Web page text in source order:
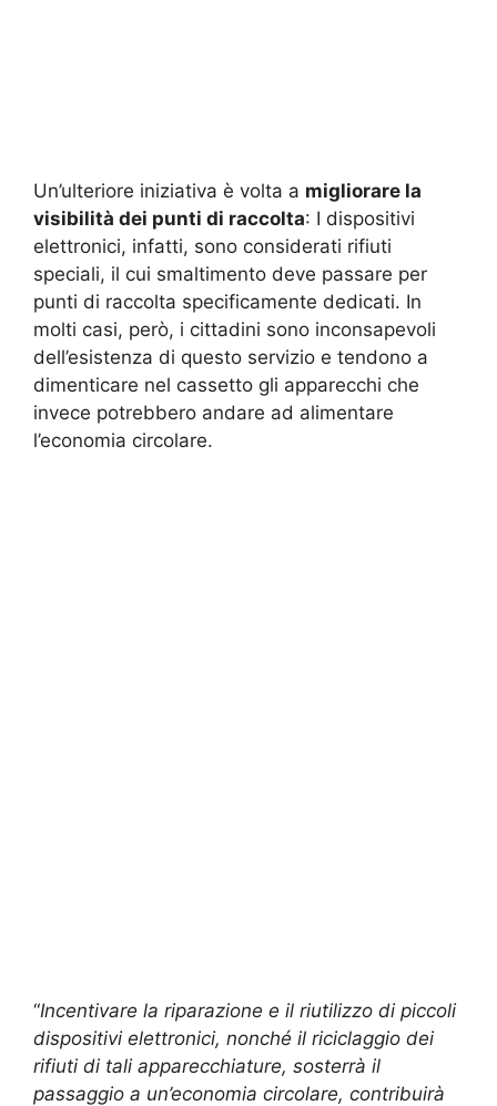
Un’ulteriore iniziativa è volta a migliorare la
visibilità dei punti di raccolta: I dispositivi
elettronici, infatti, sono considerati rifiuti
speciali, il cui smaltimento deve passare per
punti di raccolta specificamente dedicati. In
molti casi, però, i cittadini sono inconsapevoli
dell’esistenza di questo servizio e tendono a
dimenticare nel cassetto gli apparecchi che
invece potrebbero andare ad alimentare
l’economia circolare.
“Incentivare la riparazione e il riutilizzo di piccoli
dispositivi elettronici, nonché il riciclaggio dei
rifiuti di tali apparecchiature, sosterrà il
passaggio a un’economia circolare, contribuirà